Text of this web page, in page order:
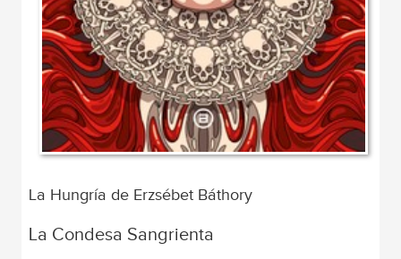
La Hungría de Erzsébet Báthory
La Condesa Sangrienta